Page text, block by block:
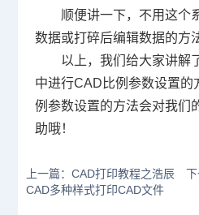
顺便讲一下，不用这个
数据或打碎后编辑数据的方
以上，我们给大家讲解
中进行CAD 比例参数设置的
例参数设置的方法会对我们
助哦！
上一篇：CAD打印教程之浩辰
CAD多种样式打印CAD文件